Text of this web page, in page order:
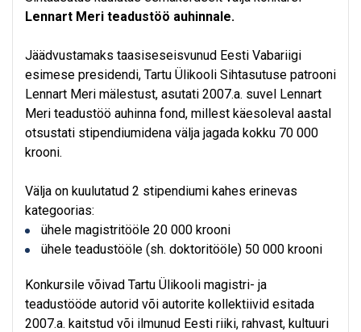
Lennart Meri teadustöö auhinnale.
Jäädvustamaks taasiseseisvunud Eesti Vabariigi
esimese presidendi, Tartu Ülikooli Sihtasutuse patrooni
Lennart Meri mälestust, asutati 2007.a. suvel Lennart
Meri teadustöö auhinna fond, millest käesoleval aastal
otsustati stipendiumidena välja jagada kokku 70 000
krooni.
Välja on kuulutatud 2 stipendiumi kahes erinevas
kategoorias:
ühele magistritööle 20 000 krooni
ühele teadustööle (sh. doktoritööle) 50 000 krooni
Konkursile võivad Tartu Ülikooli magistri- ja
teadustööde autorid või autorite kollektiivid esitada
2007.a. kaitstud või ilmunud Eesti riiki, rahvast, kultuuri